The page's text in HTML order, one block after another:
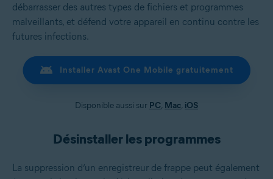
débarrasser des autres types de fichiers et programmes
malveillants, et défend votre appareil en continu contre les
futures infections.
Installer Avast One Mobile gratuitement
Disponible aussi sur PC, Mac, iOS
Désinstaller les programmes
La suppression d’un enregistreur de frappe peut également